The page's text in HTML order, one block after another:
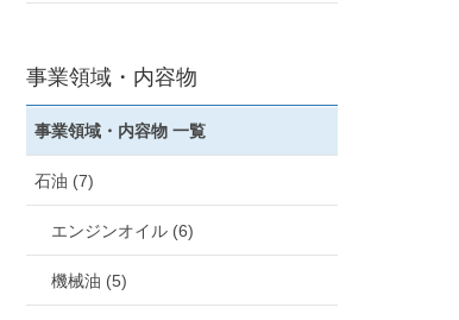
事業領域・内容物
事業領域・内容物 一覧
石油 (7)
エンジンオイル (6)
機械油 (5)